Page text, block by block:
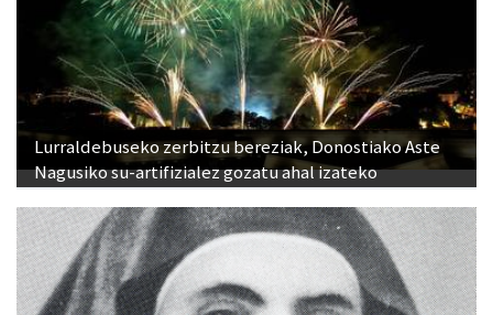
Lurraldebuseko zerbitzu bereziak, Donostiako Aste
Nagusiko su-artifizialez gozatu ahal izateko